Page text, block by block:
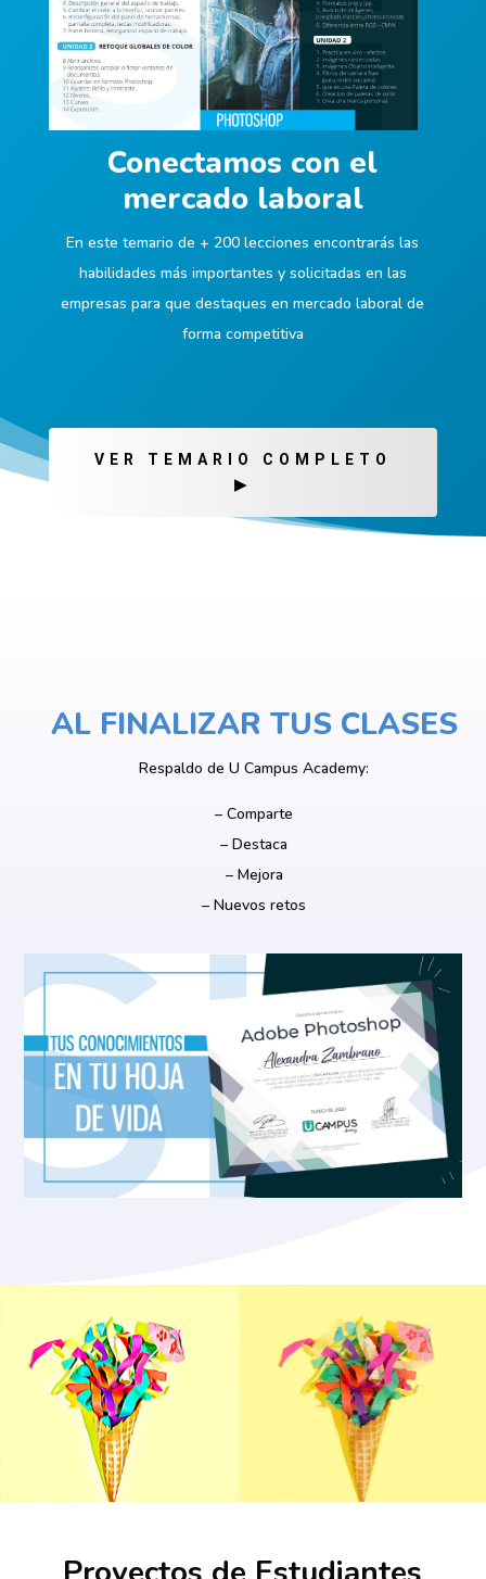
Conectamos con el
mercado laboral
En este temario de + 200 lecciones encontrarás las
habilidades más importantes y solicitadas en las
empresas para que destaques en mercado laboral de
forma competitiva
VER TEMARIO COMPLETO
▶
AL FINALIZAR TUS CLASES
Respaldo de U Campus Academy:
– Comparte
– Destaca
– Mejora
– Nuevos retos